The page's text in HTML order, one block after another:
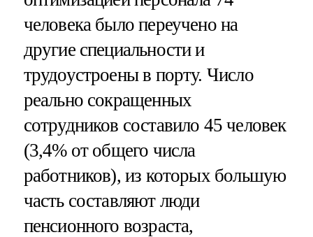
человека было переучено на
другие специальности и
трудоустроены в порту. Число
реально сокращенных
сотрудников составило 45 человек
(3,4% от общего числа
работников), из которых большую
часть составляют люди
пенсионного возраста,